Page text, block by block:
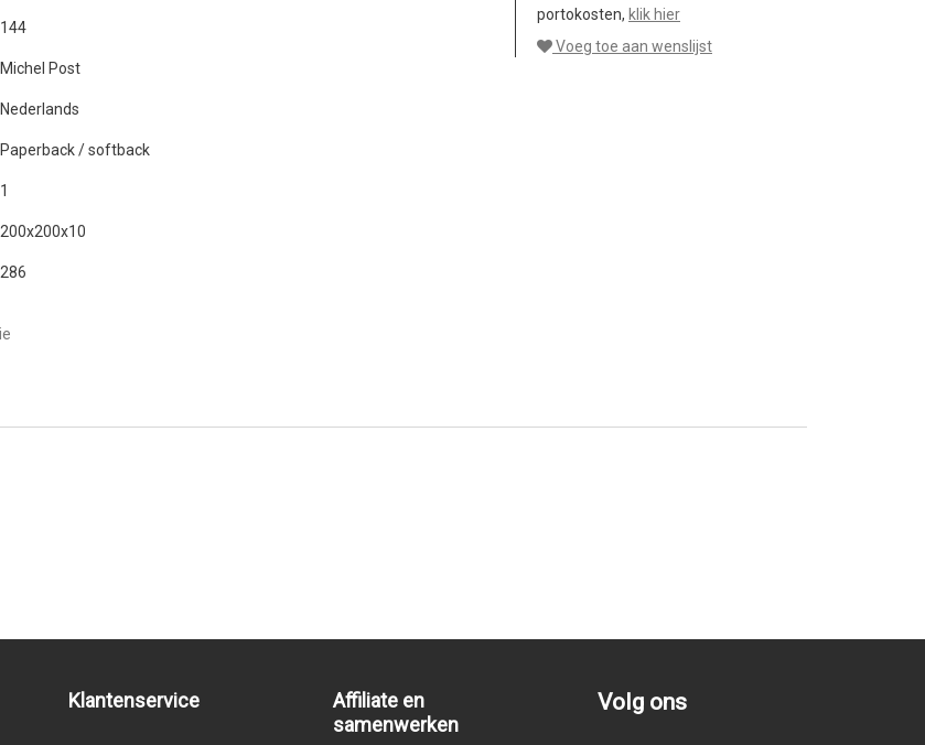
144
Michel Post
Nederlands
Paperback / softback
1
200x200x10
286
portokosten, klik hier
Voeg toe aan wenslijst
Klantenservice
Affiliate en
samenwerken
Volg ons